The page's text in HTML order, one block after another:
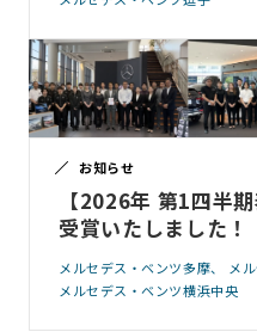
お知らせ
【2026年 第1四半
受賞いたしました！
メルセデス・ベンツ多摩
メ
メルセデス・ベンツ横浜中央